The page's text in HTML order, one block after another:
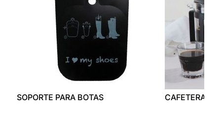
SOPORTE PARA BOTAS CAFETERA